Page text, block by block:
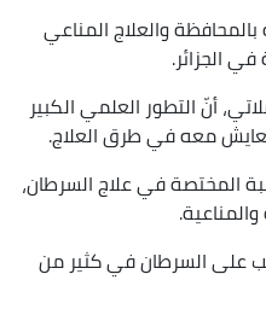
والعلاج المناعي
أنّ التطور العلمي الكبير
معه في طرق العلاج.
المختصة في علاج السرطان،
على السرطان في كثير من